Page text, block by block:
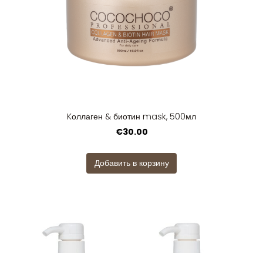
Kоллаген & биотин mask, 500мл
€30.00
Добавить в корзину